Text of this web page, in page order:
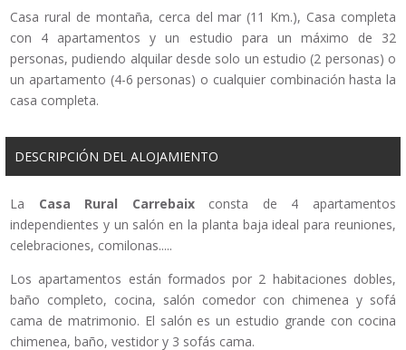
Casa rural de montaña, cerca del mar (11 Km.), Casa completa
con 4 apartamentos y un estudio para un máximo de 32
personas, pudiendo alquilar desde solo un estudio (2 personas) o
un apartamento (4-6 personas) o cualquier combinación hasta la
casa completa.
DESCRIPCIÓN DEL ALOJAMIENTO
La Casa Rural Carrebaixconsta de 4 apartamentos
independientes y un salón en la planta baja ideal para reuniones,
celebraciones, comilonas.....
Los apartamentos están formados por 2 habitaciones dobles,
baño completo, cocina, salón comedor con chimenea y sofá
cama de matrimonio. El salón es un estudio grande con cocina
chimenea, baño, vestidor y 3 sofás cama.